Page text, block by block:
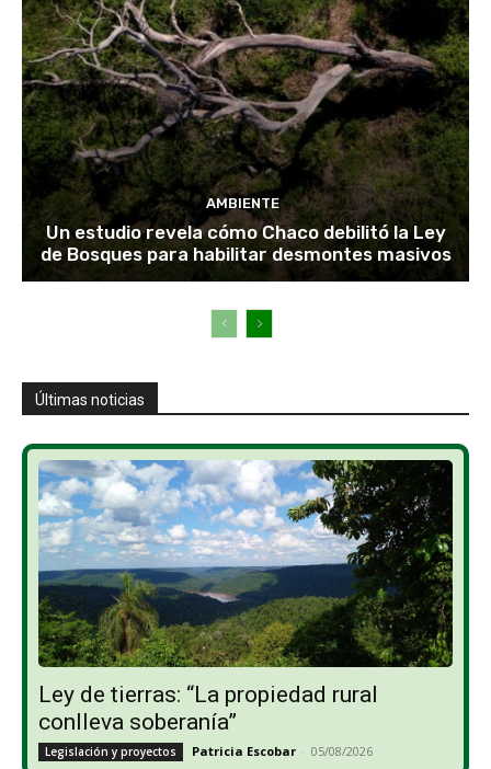
AMBIENTE
Un estudio revela cómo Chaco debilitó la Ley
de Bosques para habilitar desmontes masivos
Últimas noticias
Ley de tierras: “La propiedad rural
conlleva soberanía”
Legislación y proyectos Patricia Escobar - 05/08/2026